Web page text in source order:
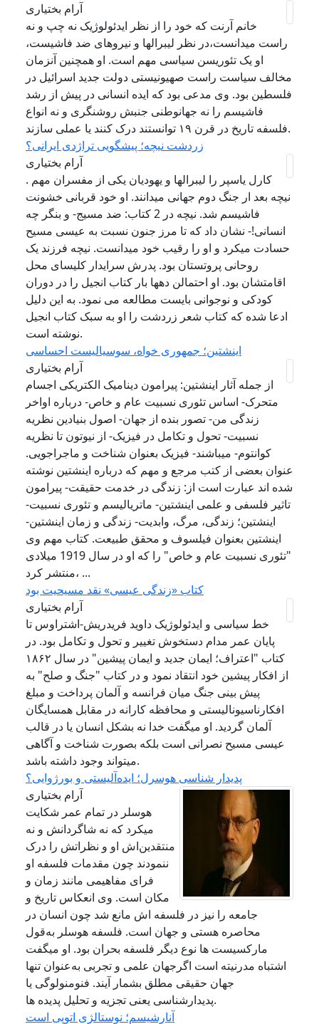
آرام بختیاری
خانم آرنت که خود را از نظر ایدئولوژیک نه چپ و نه
راست میدانست،در نظر لیبرالها و نیروهای ضد فاشیست،
او یک تئوریسن سیاسی مهم است. او همچنین آنزمان
مخالف سیاست راست صهیونیستی دولت جدید اسرائیل در
فلسطین بود. وی مدعی بود که ایده انسانی در پیش از رشد
فاشیسم را نه جهانوطنی جنبش روشنگری و نه انواع
فلسفه تاریخ در قرن ۱۹ توانستند درک کنند یا عملی سازند.
زردشت نیچه؛ پیشگویی تراژدی ایرانی؟
آرام بختیاری
. کارل یاسپر را لیبرالها و یهودیان یکی از مفسران مهم
نیچه بعد ار جنگ دوم جهانی میدانند. او خود قربانی خشونت
فاشیسم شد. نیچه در 2 کتاب: ضد مسیج- و بنگر چه
انسانی!- نشان داد که تا مرز جنون نسبت به عیسی مسیح
حسادت میکرد و او را رقیب خود میدانست. نیچه فرزند یک
روحانی پروتستان بود. پدرش سرایدار کلیسای محل
اقامتشان بود. او احتمالن دهها بار کتاب انجیل را در دوران
کودکی و نوجوانی بایست مطالعه می نمود. به این دلیل
ادعا شده که کتاب شعر زردشت را او به سبک کتاب انجیل
نوشته است.
اینشتین؛ جمهوری خواه، سوسیالیست احساسی
آرام بختیاری
از جمله آثار اینشتین: پیرامون دینامیک الکتریکی اجسام
متحرک- اساس تئوری نسبیت عام و خاص- درباره اواخر
زندگی من- تصور بنده از جهان- اصول بنیادین نظریه
نسبیت- تحول و تکامل در فیزیک- از نیوتون تا نظریه
کوانتوم- میباشند- فیزیک بعنوان شناخت و ماجراجویی.
عنوان بعضی از کتب مرجع و مهم که درباره اینشتین نوشته
شده اند عبارت است از: زندگی در خدمت حقیقت- پیرامون
تاثیر فلسفی و علمی اینشتین- ماتریالیسم و تئوری نسبیت-
اینشتین؛ زندگی، مرگ، وابدیت- زندگی و زمان اینشتین-
اینشتین بعنوان فیلسوف و محقق طبیعت. کتاب مهم وی
"تئوری نسبیت عام و خاص" را که او در سال 1919 میلادی
منتشر کرد، ...
کتاب «زندگی عیسی» نقد مسیحیت بود
آرام بختیاری
خط سیاسی و ایدئولوژیک داوید فریدریش-اشتراوس تا
پایان عمر مدام دستخوش تغییر و تحول و تکامل بود. در
کتاب "اعتراف؛ ایمان جدید و ایمان پیشین" در سال ۱۸۶۲
از افکار پیشین خود انتقاد نمود و در کتاب "جنگ و صلح" به
پیش بینی جنگ میان فرانسه و آلمان پرداخت و مبلغ
افکارناسیونالیستی و محافظه کارانه در مقابل همسایگان
آلمان گردید. او میگفت خدا نه بشکل انسان یا در قالب
عیسی مسیح نصرانی است بلکه بصورت شناخت و آگاهی
میتواند وجود داشته باشد.
پدیدار شناسی هوسرل؛ ایده‌آلیستی و بورژوایی؟
آرام بختیاری
هوسلر در تمام عمر شکایت
میکرد که نه شاگردانش و نه
منتقدین‌اش او و نظراتش را درک
ننمودند چون مقدمات فلسفه او
فرای مفاهیمی مانند زمان و
مکان است. وی انعکاس تاریخ و
جامعه را نیز در فلسفه اش مانع شد چون انسان در
محاصره هستی و جهان است. فلسفه هوسلر به‌قول
مارکسیست ها نوع دیگر فلسفه بحران بود. او میگفت
اشتباه مدرنیته است اگرجهان علمی و تجربی به‌عنوان تنها
جهان حقیقی مطلق بشمار آیند. فنومنولوگی یا
پدیدارشناسی یعنی تجزیه و تحلیل پدیده ها.
آنارشیسم؛ نوستالژی اتوپی است